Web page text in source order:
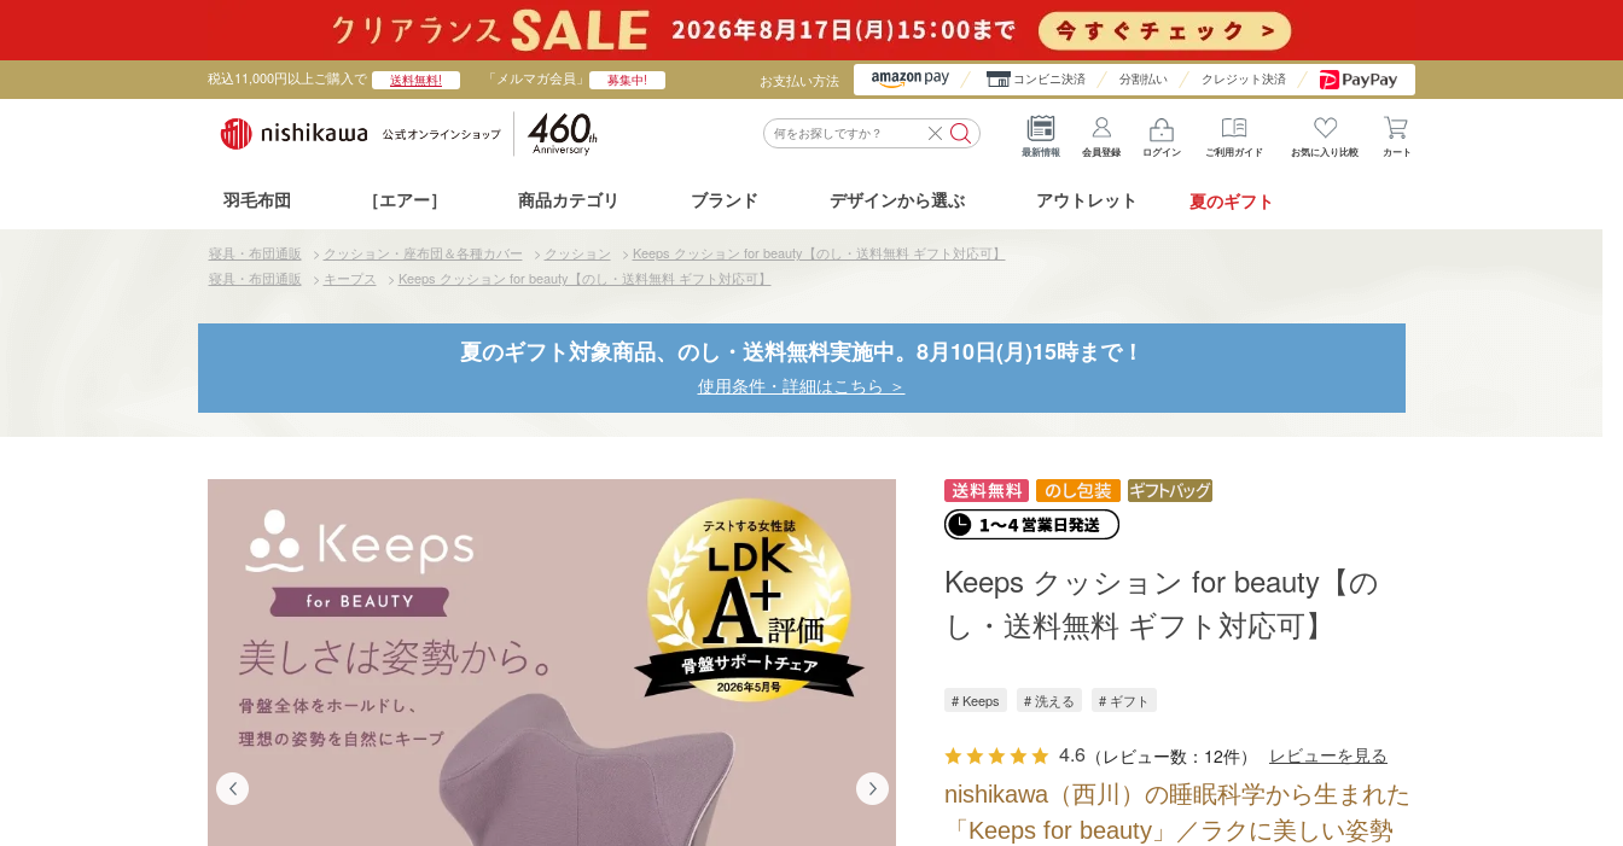
税込11,000円以上ご購入で 送料無料! 「メルマガ会員」 募集中! お支払い方法 コンビニ決済 分割払い クレジット決済
最新情報 会員登録 ログイン ご利用ガイド お気に入り比較 カート
羽毛布団 ［エアー］ 商品カテゴリ ブランド デザインから選ぶ アウトレット 夏のギフト
寝具・布団通販 > クッション・座布団＆各種カバー > クッション > Keeps クッション for beauty【のし・送料無料 ギフト対応可】
寝具・布団通販
> キープス > Keeps クッション for beauty【のし・送料無料 ギフト対応可】
夏のギフト対象商品、のし・送料無料実施中。8月10日(月)15時まで！
使用条件・詳細はこちら ＞
nishikawa（西川）の睡眠科学から生まれた
「Keeps for beauty」／ラクに美しい姿勢
Keeps クッション for beauty【の
し・送料無料 ギフト対応可】
# Keeps # 洗える # ギフト
4.6 （レビュー数：12件） レビューを見る